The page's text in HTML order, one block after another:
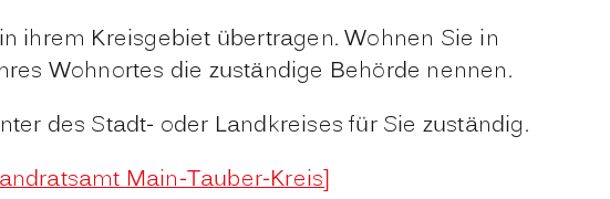
ihrem Kreisgebiet übertragen. Wohnen Sie in
Wohnortes die zuständige Behörde nennen.
des Stadt- oder Landkreises für Sie zuständig.
Main-Tauber-Kreis]